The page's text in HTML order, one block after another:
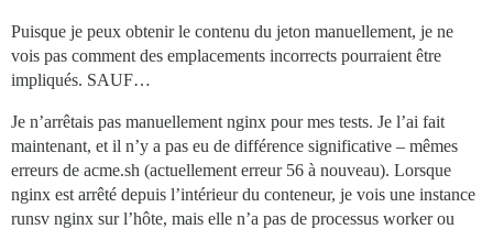
Puisque je peux obtenir le contenu du jeton manuellement, je ne
vois pas comment des emplacements incorrects pourraient être
impliqués. SAUF…
Je n’arrêtais pas manuellement nginx pour mes tests. Je l’ai fait
maintenant, et il n’y a pas eu de différence significative – mêmes
erreurs de acme.sh (actuellement erreur 56 à nouveau). Lorsque
nginx est arrêté depuis l’intérieur du conteneur, je vois une instance
runsv nginx sur l’hôte, mais elle n’a pas de processus worker ou